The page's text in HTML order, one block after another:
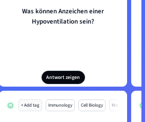
Was können Anzeichen einer
Hypoventilation sein?
Antwort zeigen
+ Add tag Immunology Cell Biology Mo